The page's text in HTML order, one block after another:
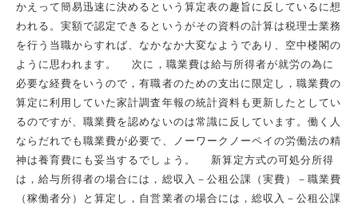
かえって簡易迅速に決めるという算定表の趣旨に反しているに想
われる。実額で認定できるというがその資料の計算は税理士業務
を行う当職からすれば、なかなか大変なようであり、空中楼閣の
ように思われます。 次に，職業費は給与所得者が就労の為に
必要な経費をいうので，有職者のための支出に限定し，職業費の
算定に利用していた家計調査年報の統計資料も更新したとしてい
るのですが、職業費を認めないのは常識に反しています。働く人
ならだれでも職業費が必要で、ノーワークノーペイの労働法の精
神は養育費にも妥当するでしょう。 新算定方式の可処分所得
は，給与所得者の場合には，総収入－公租公課（実費）－職業費
（稼働者分）と算定し，自営業者の場合には，総収入－公租公課